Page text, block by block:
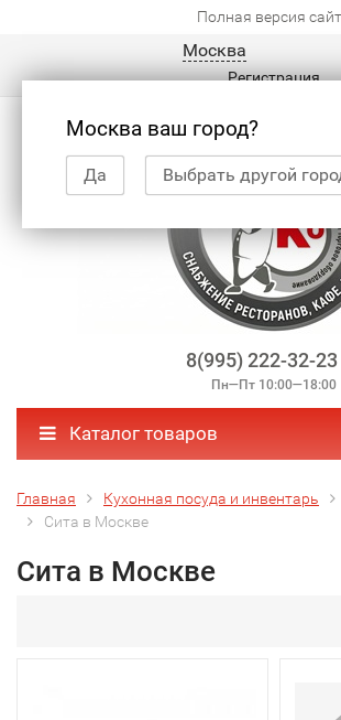
Полная версия
Москва
Москва ваш город?
Да Выбрать другой
Регистрация
8(995) 222-32-23
Пн—Пт 10:00—18:00
Каталог товаров
Главная Кухонная посуда и инвентарь
Сита в Москве
Сита в Москве